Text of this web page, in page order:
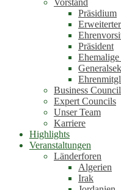
Vorstand
Präsidium
Präsident
Ehemalige
Business
Expert Councils
Unser Team
Karriere
Highlights
Veranstaltungen
Länderforen
Algerien
Irak